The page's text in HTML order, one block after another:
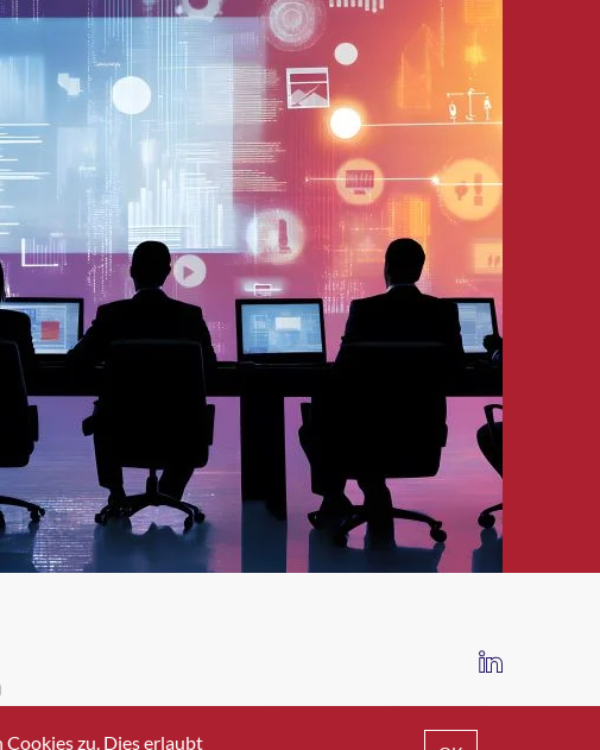
IMPRESSUM DATENSCHUTZ AGB
zu. Dies erlaubt